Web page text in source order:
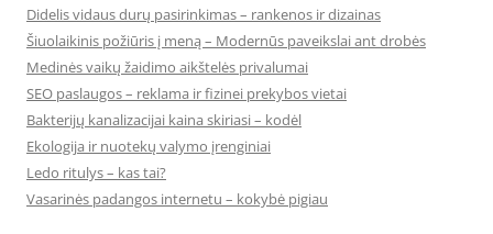
Didelis vidaus durų pasirinkimas – rankenos ir dizainas
Šiuolaikinis požiūris į meną – Modernūs paveikslai ant drobės
Medinės vaikų žaidimo aikštelės privalumai
SEO paslaugos – reklama ir fizinei prekybos vietai
Bakterijų kanalizacijai kaina skiriasi – kodėl
Ekologija ir nuotekų valymo įrenginiai
Ledo ritulys – kas tai?
Vasarinės padangos internetu – kokybė pigiau